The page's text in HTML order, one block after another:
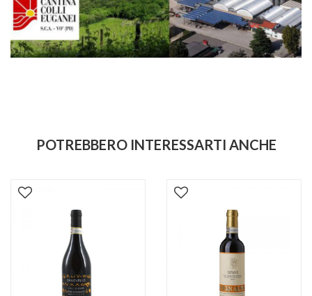
POTREBBERO INTERESSARTI ANCHE